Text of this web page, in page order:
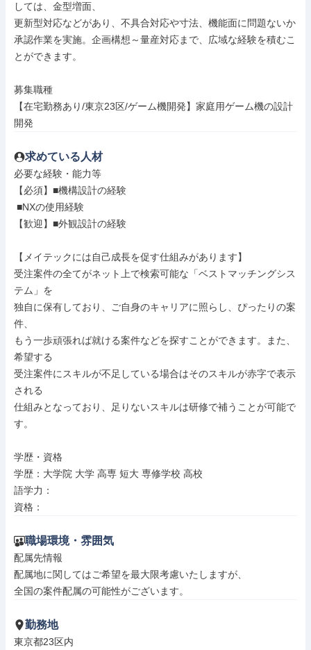
しては、金型増面、
更新型対応などがあり、不具合対応や寸法、機能面に問題ないか
承認作業を実施。企画構想～量産対応まで、広域な経験を積むこ
とができます。
募集職種
【在宅勤務あり/東京23区/ゲーム機開発】家庭用ゲーム機の設計
開発
求めている人材
必要な経験・能力等
【必須】■機構設計の経験
【歓迎】■外観設計の経験
【メイテックには自己成長を促す仕組みがあります】
受注案件の全てがネット上で検索可能な「ベストマッチングシス
テム」を
独自に保有しており、ご自身のキャリアに照らし、ぴったりの案
件、
もう一歩頑張れば就ける案件などを探すことができます。また、
希望する
受注案件にスキルが不足している場合はそのスキルが赤字で表示
される
仕組みとなっており、足りないスキルは研修で補うことが可能で
す。
学歴・資格
学歴：大学院 大学 高専 短大 専修学校 高校
語学力：
資格：
職場環境・雰囲気
配属先情報
配属地に関してはご希望を最大限考慮いたしますが、
全国の案件配属の可能性がございます。
勤務地
東京都23区内